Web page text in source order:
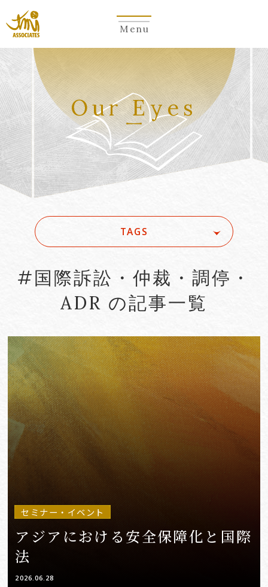
Menu
Our Eyes
TAGS
#Account seizure
#ACRA
#aerospace
#AFCP
#Agentic AI
#Agreements
#AI
#AI Governance
#AI/IoT
VIEW MORE
#国際訴訟・仲裁・調停・
ADR の記事一覧
セミナー・イベント
アジアにおける安全保障化と国際
法
2026.06.28